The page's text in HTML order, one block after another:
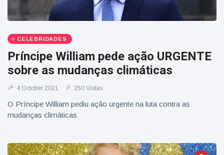
CELEBRIDADES
Príncipe William pede ação URGENTE
sobre as mudanças climáticas
4 October 2021 250 Vistas
O Príncipe William pediu ação urgente na luta contra as
mudanças climáticas